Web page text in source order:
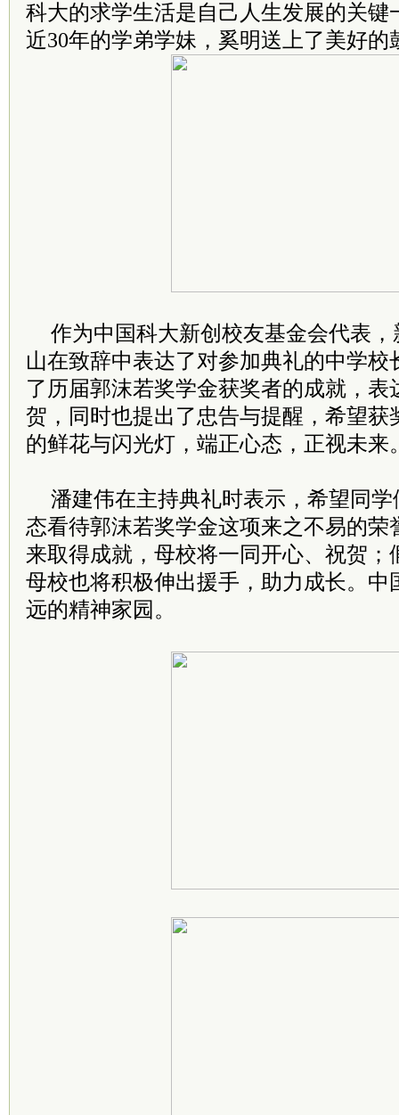
科大的求学生活是自己人生发展的关键
近30年的学弟学妹，奚明送上了美好的
作为中国科大新创校友基金会代表
山在致辞中表达了对参加典礼的中学校
了历届郭沫若奖学金获奖者的成就，表
贺，同时也提出了忠告与提醒，希望获
的鲜花与闪光灯，端正心态，正视未来
潘建伟在主持典礼时表示，希望同
态看待郭沫若奖学金这项来之不易的荣
来取得成就，母校将一同开心、祝贺；
母校也将积极伸出援手，助力成长。中
远的精神家园。